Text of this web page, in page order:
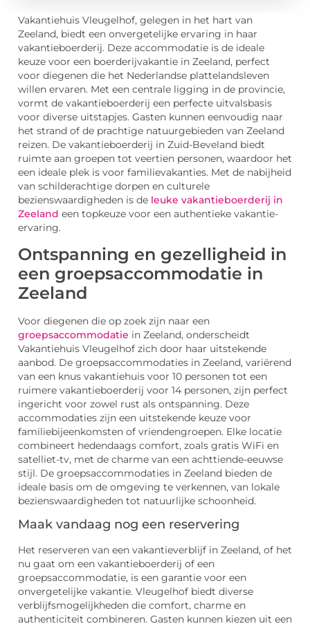
Vakantiehuis Vleugelhof, gelegen in het hart van
Zeeland, biedt een onvergetelijke ervaring in haar
vakantieboerderij. Deze accommodatie is de ideale
keuze voor een boerderijvakantie in Zeeland, perfect
voor diegenen die het Nederlandse plattelandsleven
willen ervaren. Met een centrale ligging in de provincie,
vormt de vakantieboerderij een perfecte uitvalsbasis
voor diverse uitstapjes. Gasten kunnen eenvoudig naar
het strand of de prachtige natuurgebieden van Zeeland
reizen. De vakantieboerderij in Zuid-Beveland biedt
ruimte aan groepen tot veertien personen, waardoor het
een ideale plek is voor familievakanties. Met de nabijheid
van schilderachtige dorpen en culturele
bezienswaardigheden is de leuke vakantieboerderij in
Zeeland een topkeuze voor een authentieke vakantie-
ervaring.
Ontspanning en gezelligheid in
een groepsaccommodatie in
Zeeland
Voor diegenen die op zoek zijn naar een
groepsaccommodatie in Zeeland, onderscheidt
Vakantiehuis Vleugelhof zich door haar uitstekende
aanbod. De groepsaccommodaties in Zeeland, variërend
van een knus vakantiehuis voor 10 personen tot een
ruimere vakantieboerderij voor 14 personen, zijn perfect
ingericht voor zowel rust als ontspanning. Deze
accommodaties zijn een uitstekende keuze voor
familiebijeenkomsten of vriendengroepen. Elke locatie
combineert hedendaags comfort, zoals gratis WiFi en
satelliet-tv, met de charme van een achttiende-eeuwse
stijl. De groepsaccommodaties in Zeeland bieden de
ideale basis om de omgeving te verkennen, van lokale
bezienswaardigheden tot natuurlijke schoonheid.
Maak vandaag nog een reservering
Het reserveren van een vakantieverblijf in Zeeland, of het
nu gaat om een vakantieboerderij of een
groepsaccommodatie, is een garantie voor een
onvergetelijke vakantie. Vleugelhof biedt diverse
verblijfsmogelijkheden die comfort, charme en
authenticiteit combineren. Gasten kunnen kiezen uit een